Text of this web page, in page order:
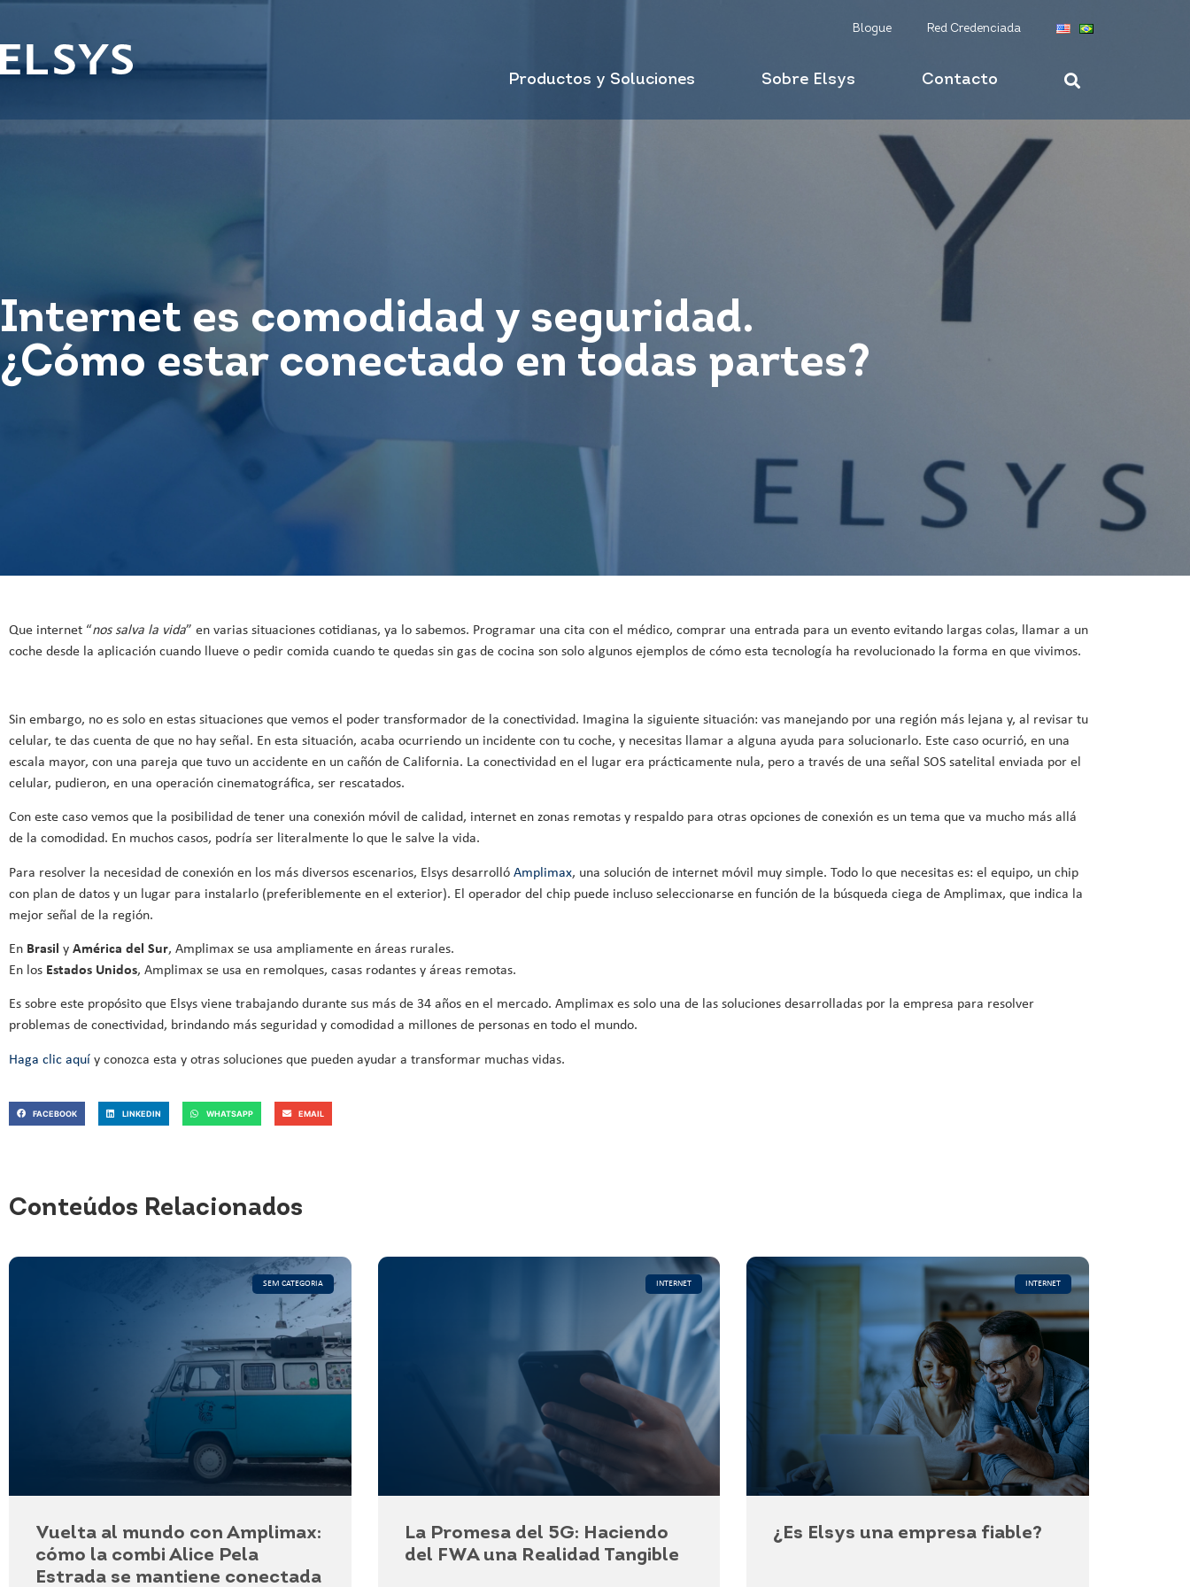
Blogue Red Credenciada
Productos y Soluciones Sobre Elsys Contacto
Internet es comodidad y seguridad.
¿Cómo estar conectado en todas partes?
Que internet “nos salva la vida” en varias situaciones cotidianas, ya lo sabemos. Programar una cita con el médico, comprar una entrada para un evento evitando largas colas, llamar a un
coche desde la aplicación cuando llueve o pedir comida cuando te quedas sin gas de cocina son solo algunos ejemplos de cómo esta tecnología ha revolucionado la forma en que vivimos.
Sin embargo, no es solo en estas situaciones que vemos el poder transformador de la conectividad. Imagina la siguiente situación: vas manejando por una región más lejana y, al revisar tu
celular, te das cuenta de que no hay señal. En esta situación, acaba ocurriendo un incidente con tu coche, y necesitas llamar a alguna ayuda para solucionarlo. Este caso ocurrió, en una
escala mayor, con una pareja que tuvo un accidente en un cañón de California. La conectividad en el lugar era prácticamente nula, pero a través de una señal SOS satelital enviada por el
celular, pudieron, en una operación cinematográfica, ser rescatados.
Con este caso vemos que la posibilidad de tener una conexión móvil de calidad, internet en zonas remotas y respaldo para otras opciones de conexión es un tema que va mucho más allá
de la comodidad. En muchos casos, podría ser literalmente lo que le salve la vida.
Para resolver la necesidad de conexión en los más diversos escenarios, Elsys desarrolló Amplimax, una solución de internet móvil muy simple. Todo lo que necesitas es: el equipo, un chip
con plan de datos y un lugar para instalarlo (preferiblemente en el exterior). El operador del chip puede incluso seleccionarse en función de la búsqueda ciega de Amplimax, que indica la
mejor señal de la región.
En Brasil y América del Sur, Amplimax se usa ampliamente en áreas rurales.
En los Estados Unidos, Amplimax se usa en remolques, casas rodantes y áreas remotas.
Es sobre este propósito que Elsys viene trabajando durante sus más de 34 años en el mercado. Amplimax es solo una de las soluciones desarrolladas por la empresa para resolver
problemas de conectividad, brindando más seguridad y comodidad a millones de personas en todo el mundo.
Haga clic aquí y conozca esta y otras soluciones que pueden ayudar a transformar muchas vidas.
FACEBOOK LINKEDIN WHATSAPP EMAIL
Conteúdos Relacionados
SEM CATEGORIA
Vuelta al mundo con Amplimax:
cómo la combi Alice Pela
Estrada se mantiene conectada
INTERNET
La Promesa del 5G: Haciendo
del FWA una Realidad Tangible
INTERNET
¿Es Elsys una empresa fiable?